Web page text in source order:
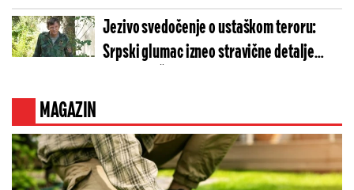
Jezivo svedočenje o ustaškom teroru:
Srpski glumac izneo stravične detalje
MAGAZIN